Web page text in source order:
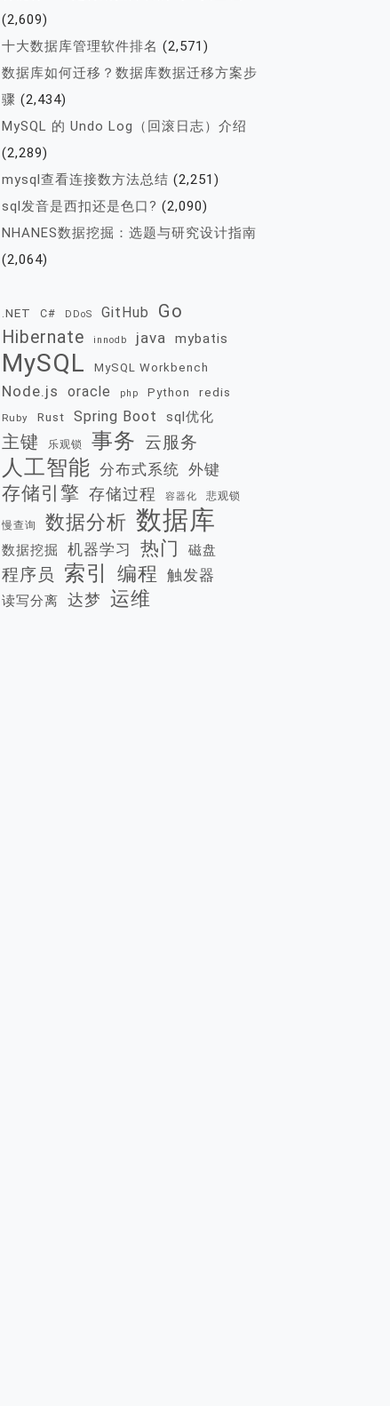
(2,609)
十大数据库管理软件排名 (2,571)
数据库如何迁移？数据库数据迁移方案步
骤 (2,434)
MySQL 的 Undo Log（回滚日志）介绍
(2,289)
mysql查看连接数方法总结 (2,251)
sql发音是西扣还是色口? (2,090)
NHANES数据挖掘：选题与研究设计指南
(2,064)
.NET C# DDoS GitHub Go
Hibernate innodb java mybatis
MySQL MySQL Workbench
Node.js oracle php Python redis
Ruby Rust Spring Boot sql优化
主键 乐观锁 事务 云服务
人工智能 分布式系统 外键
存储引擎 存储过程 容器化 悲观锁
慢查询 数据分析 数据库
数据挖掘 机器学习 热门 磁盘
程序员 索引 编程 触发器
读写分离 达梦 运维